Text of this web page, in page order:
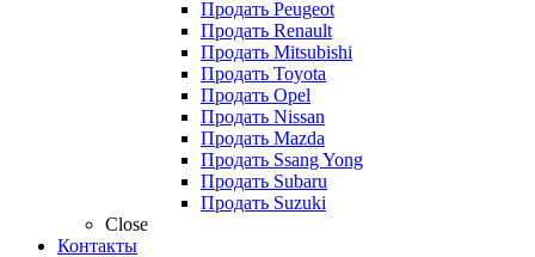
Продать Peugeot
Продать Renault
Продать Mitsubishi
Продать Toyota
Продать Opel
Продать Nissan
Продать Mazda
Продать Ssang Yong
Продать Subaru
Продать Suzuki
Close
Контакты